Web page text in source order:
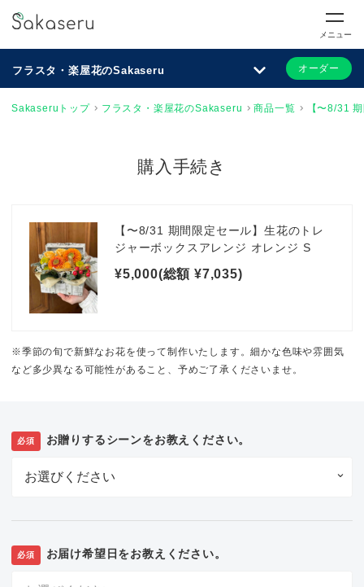
メニュー
フラスタ・楽屋花のSakaseru オーダー
Sakaseruトップ フラスタ・楽屋花のSakaseru 商品一覧 【〜8/31
購入手続き
【〜8/31 期間限定セール】生花のトレ
ジャーボックスアレンジ オレンジ S
¥5,000(総額 ¥7,035)
※季節の旬で新鮮なお花を使って制作いたします。細かな色味や雰囲気
など多少異なる可能性があること、予めご了承くださいませ。
必須 お贈りするシーンをお教えください。
必須 お届け希望日をお教えください。